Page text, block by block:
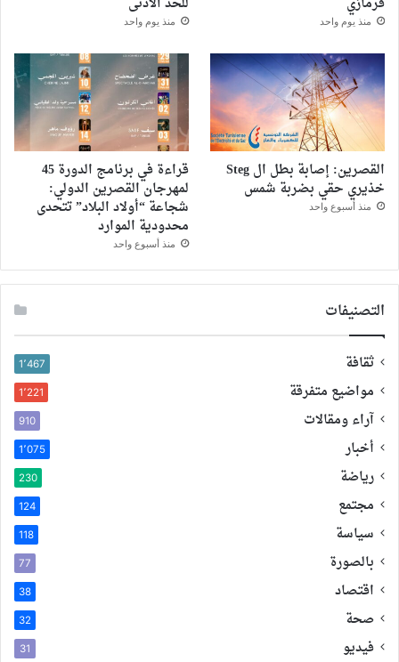
منذ يوم واحد منذ يوم واحد
القصرين: إصابة بطل ال Steg
خذيري حقي بضربة شمس
منذ أسبوع واحد
قراءة في برنامج الدورة 45
لمهرجان القصرين الدولي:
شجاعة “أولاد البلاد” تتحدى
محدودية الموارد
منذ أسبوع واحد
التصنيفات
ثقافة 1٬467
مواضيع متفرقة 1٬221
آراء ومقالات 910
أخبار 1٬075
رياضة 230
مجتمع 124
سياسة 118
بالصورة 77
اقتصاد 38
صحة 32
فيديو 31